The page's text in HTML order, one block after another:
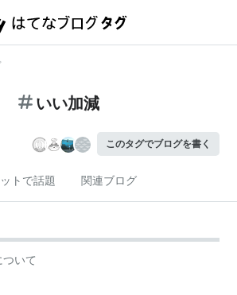
いい加減
このタグでブログを書く
トで話題 関連ブログ
いて